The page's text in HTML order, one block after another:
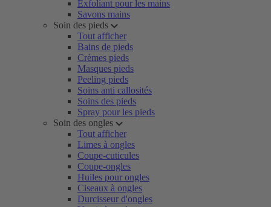
Exfoliant pour les mains
Savons mains
Soin des pieds
Tout afficher
Bains de pieds
Crèmes pieds
Masques pieds
Peeling pieds
Soins anti callosités
Soins des pieds
Spray pour les pieds
Soin des ongles
Tout afficher
Limes à ongles
Coupe-cuticules
Coupe-ongles
Huiles pour ongles
Ciseaux à ongles
Durcisseur d'ongles